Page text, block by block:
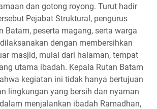
dan gotong royong. Turut hadir
Pejabat Struktural, pengurus
Batam, peserta magang, serta warga
dengan membersihkan
masjid, mulai dari halaman, tempat
utama ibadah. Kepala Rutan Batam
kegiatan ini tidak hanya bertujuan
lingkungan yang bersih dan nyaman
menjalankan ibadah Ramadhan,